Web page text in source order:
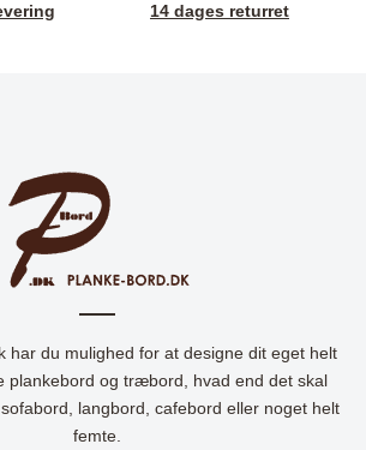
14 dages returret
har du mulighed for at designe dit eget helt
plankebord og træbord, hvad end det skal
langbord, cafebord eller noget helt
femte.